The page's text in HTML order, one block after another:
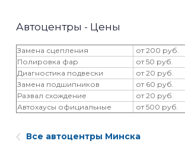
Автоцентры - Цены
Замена сцепления
от 200 руб.
Полировка фар
от 50 руб.
Диагностика подвески
от 20 руб.
Замена подшипников
от 60 руб.
Развал схождение
от 20 руб.
Автохаусы официальные
от 500 руб.
Все автоцентры Минска